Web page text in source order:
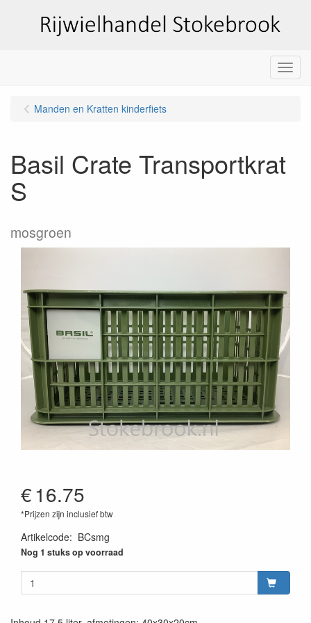
Menu
Manden en Kratten kinderfiets
Basil Crate Transportkrat
S
mosgroen
€16.75
*Prijzen zijn inclusief btw
Artikelcode: BCsmg
Nog 1 stuks op voorraad